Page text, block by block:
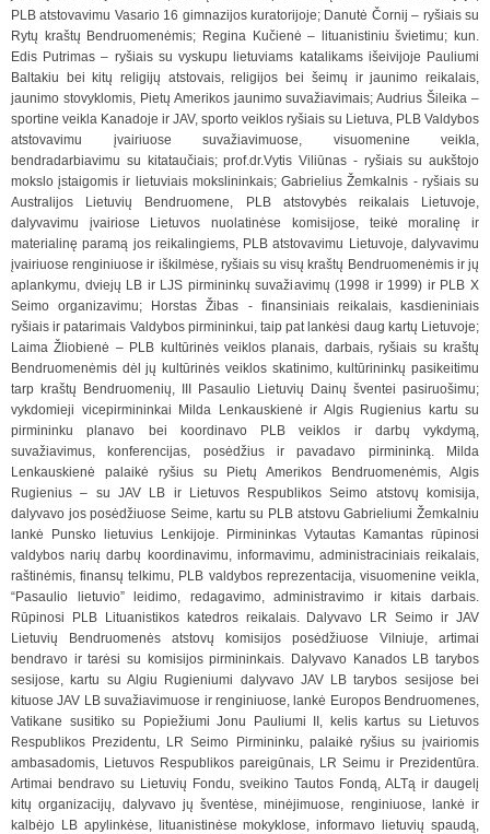
PLB atstovavimu Vasario 16 gimnazijos kuratorijoje; Danutė Čornij – ryšiais su
Rytų kraštų Bendruomenėmis; Regina Kučienė – lituanistiniu švietimu; kun.
Edis Putrimas – ryšiais su vyskupu lietuviams katalikams išeivijoje Pauliumi
Baltakiu bei kitų religijų atstovais, religijos bei šeimų ir jaunimo reikalais,
jaunimo stovyklomis, Pietų Amerikos jaunimo suvažiavimais; Audrius Šileika –
sportine veikla Kanadoje ir JAV, sporto veiklos ryšiais su Lietuva, PLB Valdybos
atstovavimu įvairiuose suvažiavimuose, visuomenine veikla,
bendradarbiavimu su kitataučiais; prof.dr.Vytis Viliūnas - ryšiais su aukštojo
mokslo įstaigomis ir lietuviais mokslininkais; Gabrielius Žemkalnis - ryšiais su
Australijos Lietuvių Bendruomene, PLB atstovybės reikalais Lietuvoje,
dalyvavimu įvairiose Lietuvos nuolatinėse komisijose, teikė moralinę ir
materialinę paramą jos reikalingiems, PLB atstovavimu Lietuvoje, dalyvavimu
įvairiuose renginiuose ir iškilmėse, ryšiais su visų kraštų Bendruomenėmis ir jų
aplankymu, dviejų LB ir LJS pirmininkų suvažiavimų (1998 ir 1999) ir PLB X
Seimo organizavimu; Horstas Žibas - finansiniais reikalais, kasdieniniais
ryšiais ir patarimais Valdybos pirmininkui, taip pat lankėsi daug kartų Lietuvoje;
Laima Žliobienė – PLB kultūrinės veiklos planais, darbais, ryšiais su kraštų
Bendruomenėmis dėl jų kultūrinės veiklos skatinimo, kultūrininkų pasikeitimu
tarp kraštų Bendruomenių, III Pasaulio Lietuvių Dainų šventei pasiruošimu;
vykdomieji vicepirmininkai Milda Lenkauskienė ir Algis Rugienius kartu su
pirmininku planavo bei koordinavo PLB veiklos ir darbų vykdymą,
suvažiavimus, konferencijas, posėdžius ir pavadavo pirmininką. Milda
Lenkauskienė palaikė ryšius su Pietų Amerikos Bendruomenėmis, Algis
Rugienius – su JAV LB ir Lietuvos Respublikos Seimo atstovų komisija,
dalyvavo jos posėdžiuose Seime, kartu su PLB atstovu Gabrieliumi Žemkalniu
lankė Punsko lietuvius Lenkijoje. Pirmininkas Vytautas Kamantas rūpinosi
valdybos narių darbų koordinavimu, informavimu, administraciniais reikalais,
raštinėmis, finansų telkimu, PLB valdybos reprezentacija, visuomenine veikla,
“Pasaulio lietuvio” leidimo, redagavimo, administravimo ir kitais darbais.
Rūpinosi PLB Lituanistikos katedros reikalais. Dalyvavo LR Seimo ir JAV
Lietuvių Bendruomenės atstovų komisijos posėdžiuose Vilniuje, artimai
bendravo ir tarėsi su komisijos pirmininkais. Dalyvavo Kanados LB tarybos
sesijose, kartu su Algiu Rugieniumi dalyvavo JAV LB tarybos sesijose bei
kituose JAV LB suvažiavimuose ir renginiuose, lankė Europos Bendruomenes,
Vatikane susitiko su Popiežiumi Jonu Pauliumi II, kelis kartus su Lietuvos
Respublikos Prezidentu, LR Seimo Pirmininku, palaikė ryšius su įvairiomis
ambasadomis, Lietuvos Respublikos pareigūnais, LR Seimu ir Prezidentūra.
Artimai bendravo su Lietuvių Fondu, sveikino Tautos Fondą, ALTą ir daugelį
kitų organizacijų, dalyvavo jų šventėse, minėjimuose, renginiuose, lankė ir
kalbėjo LB apylinkėse, lituanistinėse mokyklose, informavo lietuvių spaudą,